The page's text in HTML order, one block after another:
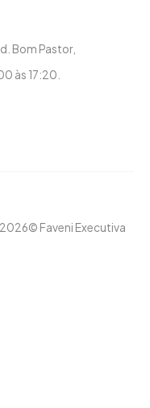
Bom Pastor,
às 17:20.
2026© Faveni Executiva